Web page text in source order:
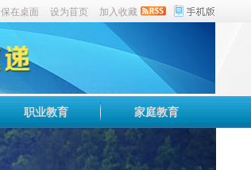
保在桌面 设为苜页 加入收藏
职业教育 家庭教育